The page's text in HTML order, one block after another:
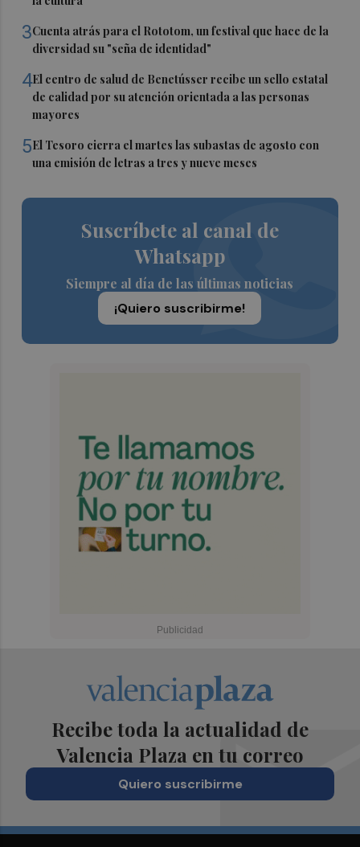
3Cuenta atrás para el Rototom, un festival que hace de la
diversidad su "seña de identidad"
4El centro de salud de Benetússer recibe un sello estatal
de calidad por su atención orientada a las personas
mayores
5El Tesoro cierra el martes las subastas de agosto con
una emisión de letras a tres y nueve meses
Suscríbete al canal de
Whatsapp
Siempre al día de las últimas noticias
¡Quiero suscribirme!
Recibe toda la actualidad de
Valencia Plaza en tu correo
Quiero suscribirme